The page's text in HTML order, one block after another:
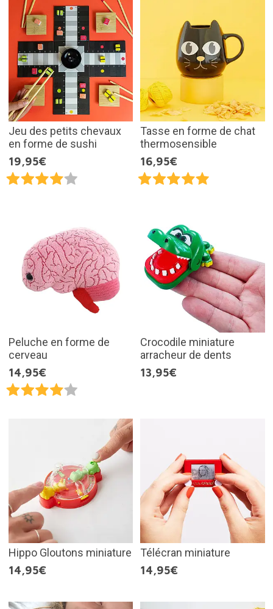
Jeu des petits chevaux
en forme de sushi
19,95€
Tasse en forme de chat
thermosensible
16,95€
Peluche en forme de
cerveau
14,95€
Crocodile miniature
arracheur de dents
13,95€
Hippo Gloutons miniature
14,95€
Télécran miniature
14,95€